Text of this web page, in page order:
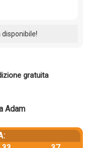
gratuita
Adam